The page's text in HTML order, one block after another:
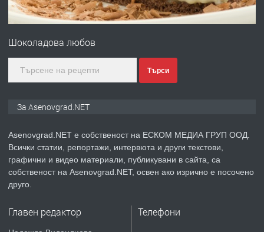
ПРЕДЛАГА
Професионална зеленчукорезачка
преди 2 години
ПРЕДЛАГА
Давам индивидуалани уроци по
Шоколадова любов
Търси
За Asenovgrad.NET
Asenovgrad.NET е собственост на ЕСКОМ МЕДИА ГРУП ООД.
Всички статии, репортажи, интервюта и други текстови,
графични и видео материали, публикувани в сайта, са
собственост на Asenovgrad.NET, освен ако изрично е посочено
друго.
Главен редактор Телефони